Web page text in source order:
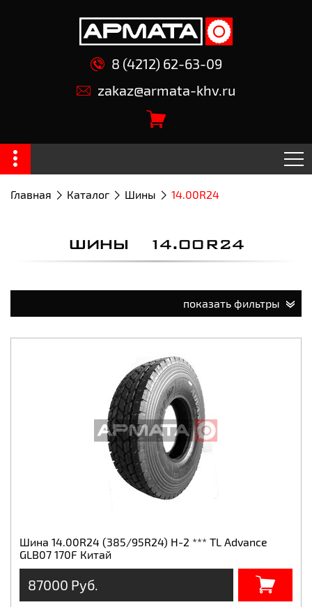
8 (4212) 62-63-09
zakaz@armata-khv.ru
Главная Каталог Шины 14.00R24
ШИНЫ 14.00R24
показать фильтры
Шина 14.00R24 (385/95R24) H-2 *** TL Advance
GLB07 170F Китай
87000 Руб.